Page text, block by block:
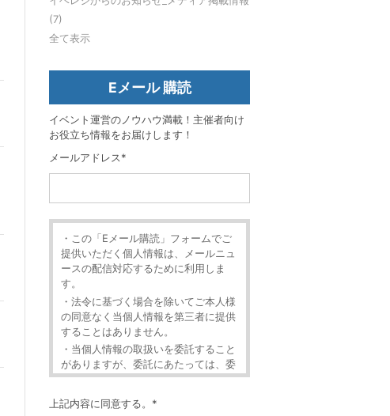
(7)
全て表示
Eメール 購読
イベント運営のノウハウ満載！主催者向け
お役立ち情報をお届けします！
メールアドレス*
・この「Eメール購読」フォームでご
提供いただく個人情報は、メールニュ
ースの配信対応するために利用しま
す。
・法令に基づく場合を除いてご本人様
の同意なく当個人情報を第三者に提供
することはありません。
・当個人情報の取扱いを委託すること
がありますが、委託にあたっては、委
託先における個人情報の安全管理が図
適切な監督を行います。
上記内容に同意する。 *